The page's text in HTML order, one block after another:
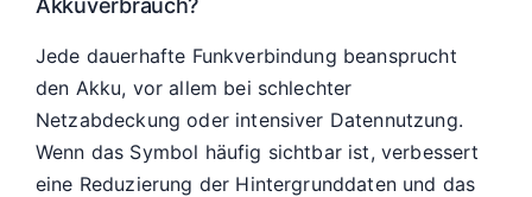
Akkuverbrauch?
Jede dauerhafte Funkverbindung beansprucht
den Akku, vor allem bei schlechter
Netzabdeckung oder intensiver Datennutzung.
Wenn das Symbol häufig sichtbar ist, verbessert
eine Reduzierung der Hintergrunddaten und das